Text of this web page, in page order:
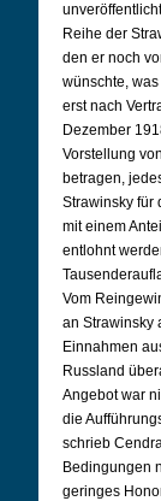
Reihe der
den er noch
wünschte,
erst nach
Dezember
Vorstellung
betragen,
Strawinsky für
mit einem
entlohnt
Vom
an Strawinsky
Einnahmen
Russland
Angebot war
die
schrieb
Bedingungen
geringes